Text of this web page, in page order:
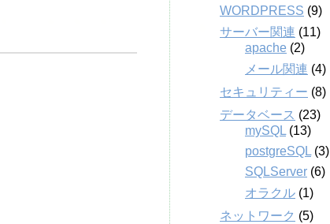
WORDPRESS (9)
サーバー関連 (11)
apache (2)
メール関連 (4)
セキュリティー (8)
データベース (23)
mySQL (13)
postgreSQL (3)
SQLServer (6)
オラクル (1)
ネットワーク (5)